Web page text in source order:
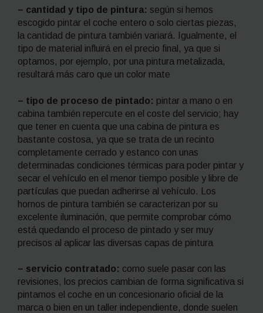
– cantidad y tipo de pintura: según si hemos
escogido pintar el coche entero o solo ciertas piezas,
la cantidad de pintura también variará. Igualmente, el
tipo de material influirá en el precio final, ya que si
optamos, por ejemplo, por una pintura metalizada,
resultará más caro que un color mate
– tipo de proceso de pintado: pintar a mano o en
cabina también repercute en el coste del servicio; hay
que tener en cuenta que una cabina de pintura es
bastante costosa, ya que se trata de un recinto
completamente cerrado y estanco con unas
determinadas condiciones térmicas para poder pintar y
secar el vehículo en el menor tiempo posible y libre de
partículas que puedan adherirse al vehículo. Los
hornos de pintura también se caracterizan por su
excelente iluminación, que permite comprobar cómo
está quedando el proceso de pintado y ser muy
precisos al aplicar las diversas capas de pintura
– servicio contratado: como suele pasar con las
revisiones, los precios cambian de forma significativa si
pintamos el coche en un concesionario oficial de la
marca o bien en un taller independiente, donde suelen